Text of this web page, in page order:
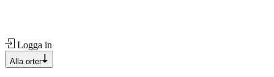
Logga in
Alla orter